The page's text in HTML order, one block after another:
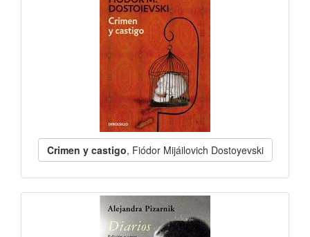
Crimen y castigo, Fiódor Mijáilovich Dostoyevski